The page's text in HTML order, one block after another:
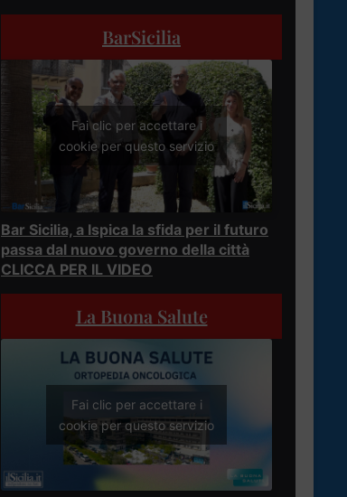
BarSicilia
Fai clic per accettare i
cookie per questo servizio
Bar Sicilia, a Ispica la sfida per il futuro
passa dal nuovo governo della città
CLICCA PER IL VIDEO
La Buona Salute
Fai clic per accettare i
cookie per questo servizio